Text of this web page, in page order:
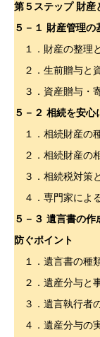
第５ステップ 財産
５－１ 財産管理の
１．財産の整理
２．生前贈与と
３．資産贈与・
５－２ 相続を安心
１．相続財産の
２．相続財産の
３．相続税対策
４．専門家によ
５－３ 遺言書の
防ぐポイント
１．遺言書の種
２．遺産分与と
３．遺言執行者
４．遺産分与の